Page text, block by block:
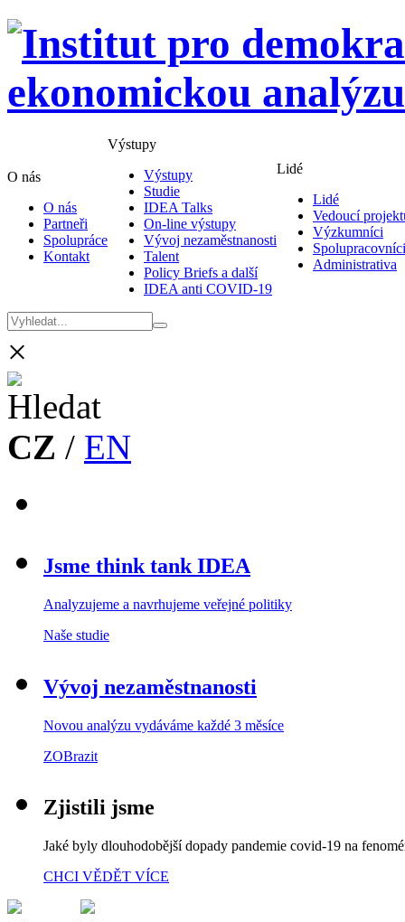
O nás
O nás
Partneři
Spolupráce
Kontakt
Výstupy
Výstupy
Studie
IDEA Talks
On-line výstupy
Vývoj nezaměstnanosti
Talent
Policy Briefs a další
IDEA anti COVID-19
Lidé
Lidé
Vedoucí
Výzkumníci
Spolupracovníci
Administrativa
×
CZ / EN
Jsme think tank IDEA
Analyzujeme a navrhujeme veřejné politiky
Naše studie
Vývoj nezaměstnanosti
Novou analýzu vydáváme každé 3 měsíce
ZOBrazit
Zjistili jsme
Jaké byly dlouhodobější dopady pandemie covid-19 na
CHCI VĚDĚT VÍCE